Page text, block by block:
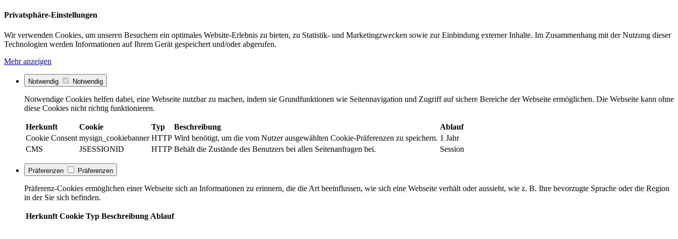
Privatsphäre-Einstellungen
Wir verwenden Cookies, um unseren Besuchern ein optimales Website-Erlebnis zu bieten, zu Statistik- und Marketingzwecken sowie zur Einbindung externer Inhalte. Im Zusammenhang mit der Nutzung dieser
Technologien werden Informationen auf Ihrem Gerät gespeichert und/oder abgerufen.
Mehr anzeigen
Notwendig Notwendig
Notwendige Cookies helfen dabei, eine Webseite nutzbar zu machen, indem sie Grundfunktionen wie Seitennavigation und Zugriff auf sichere Bereiche der Webseite ermöglichen. Die Webseite kann ohne
diese Cookies nicht richtig funktionieren.
Herkunft Cookie Typ Beschreibung
Ablauf
Cookie Consent mysign_cookiebanner HTTP Wird benötigt, um die vom Nutzer ausgewählten Cookie-Präferenzen zu speichern. 1 Jahr
CMS
JSESSIONID HTTP Behält die Zustände des Benutzers bei allen Seitenanfragen bei. Session
Präferenzen Präferenzen
Präferenz-Cookies ermöglichen einer Webseite sich an Informationen zu erinnern, die die Art beeinflussen, wie sich eine Webseite verhält oder aussieht, wie z. B. Ihre bevorzugte Sprache oder die Region
in der Sie sich befinden.
Herkunft Cookie Typ Beschreibung Ablauf